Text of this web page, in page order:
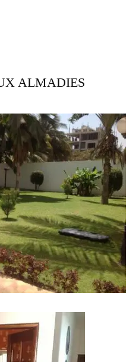
ALMADIES